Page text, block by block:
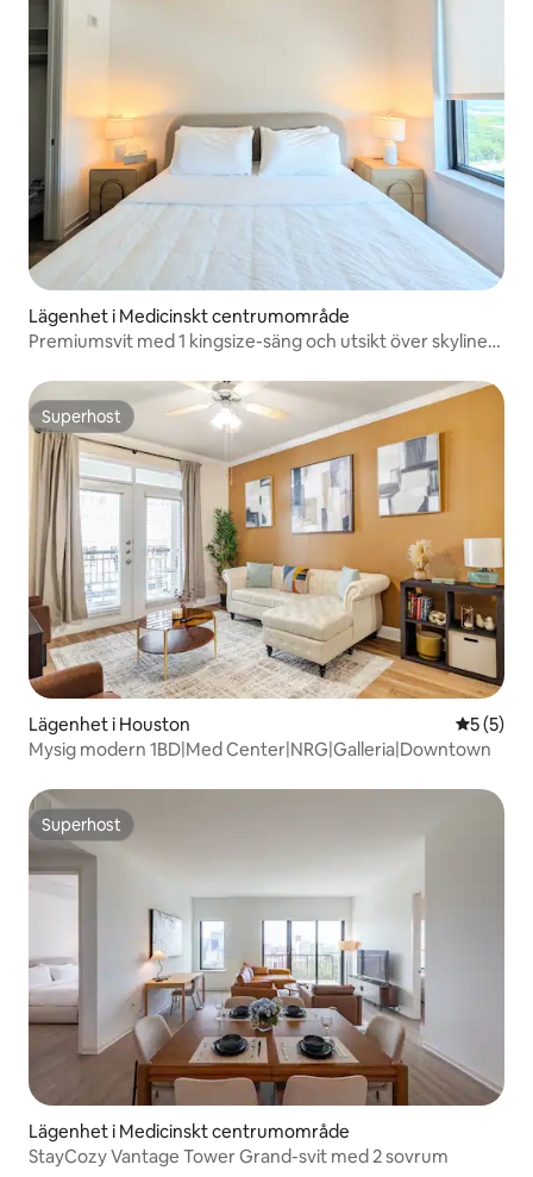
Lägenhet i Medicinskt centrumområde
Premiumsvit med 1 kingsize-säng och utsikt över skylinen
Superhost
Superhost
Lägenhet i Houston 5 av 5 i
5 (5)
Mysig modern 1BD|Med Center|NRG|Galleria|Downtown
Superhost
Superhost
Lägenhet i Medicinskt centrumområde
StayCozy Vantage Tower Grand-svit med 2 sovrum